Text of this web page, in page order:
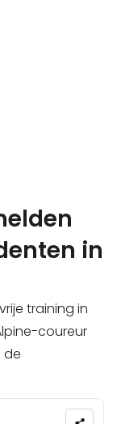
in
training in
coureur
de